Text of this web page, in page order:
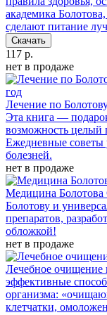
академика
сделают питание
Скачать
117 р.
нет в продаже
Лечение по
Эта книга —
возможность целый
Ежедневные советы
болезней.
нет в продаже
Медицина Болотова
Болотову и
препаратов,
обложкой!
нет в продаже
Лечебное очищение
эффективные
организма:
клетчатки,